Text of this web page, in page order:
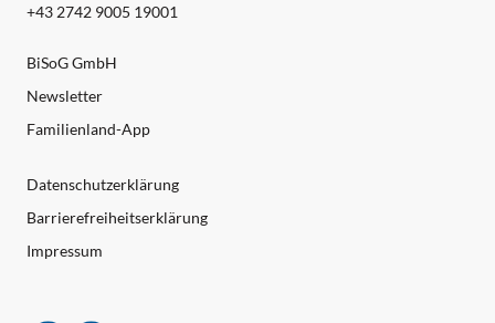
+43 2742 9005 19001
BiSoG GmbH
Newsletter
Familienland-App
Datenschutzerklärung
Barrierefreiheitserklärung
Impressum